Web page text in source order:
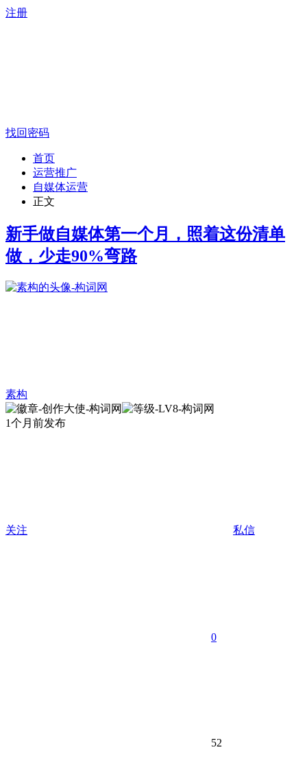
注册
找回密码
首页
运营推广
自媒体运营
正文
新手做自媒体第一个月，照着这份清单
做，少走90%弯路
素构
1个月前发布
关注 私信
0
52